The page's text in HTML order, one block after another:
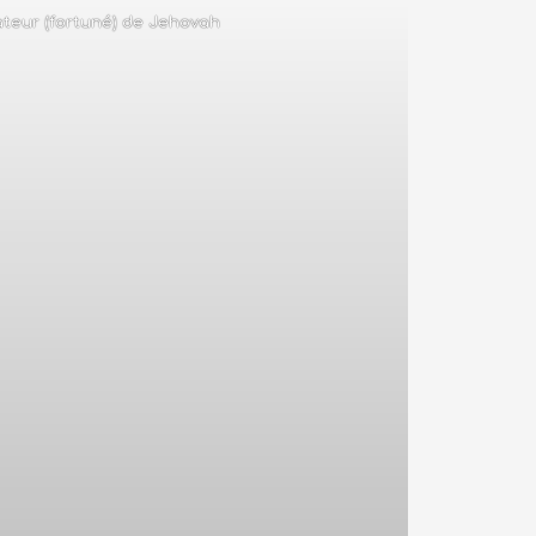
(fortuné) de Jehovah